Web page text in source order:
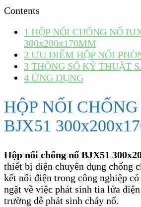
Contents
1 HỘP NỐI CHỐNG NỔ
300x200x170MM
2 ƯU ĐIỂM HỘP NỐI
3 THÔNG SỐ KỸ THUẬT
4 ỨNG DỤNG
HỘP NỐI
BJX51
Hộp nối chống nổ BJX51
thiết bị điện chuyên dụng chống
kết nối điện trong công nghiệp có
ngặt về việc phát sinh tia lửa
trường dễ phát sinh cháy nổ.